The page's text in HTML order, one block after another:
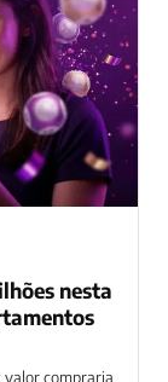
nesta
valor compraria